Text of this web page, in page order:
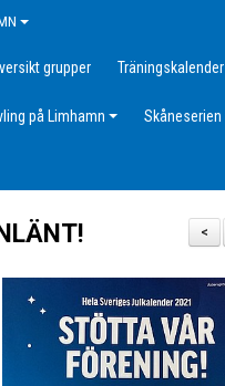
grupper Träningskalender
på Limhamn Skåneserien
<